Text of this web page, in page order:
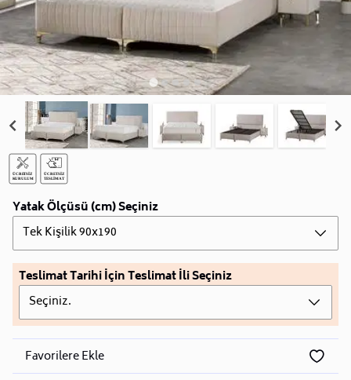
Yatak Ölçüsü (cm) Seçiniz
Tek Kişilik 90x190
Teslimat Tarihi İçin Teslimat İli Seçiniz
Seçiniz.
Favorilere Ekle